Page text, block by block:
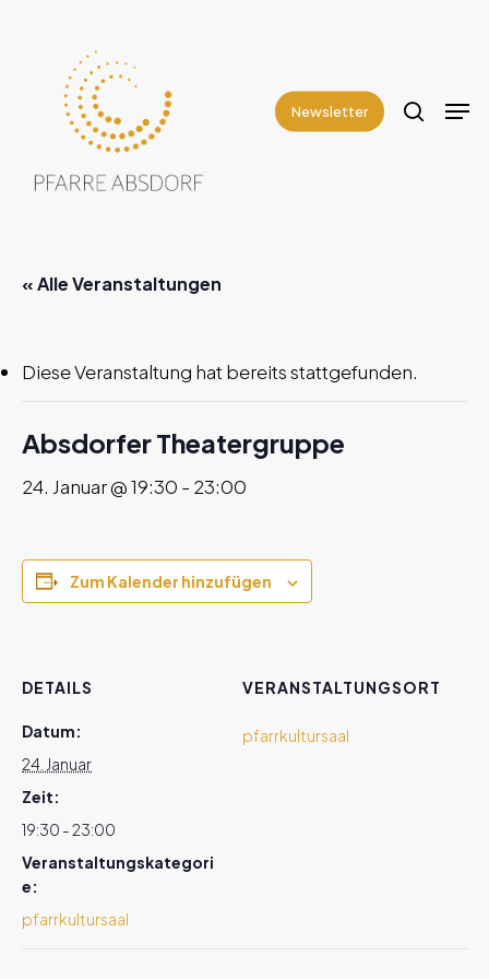
content
Newsletter
« Alle Veranstaltungen
Diese Veranstaltung hat bereits stattgefunden.
Absdorfer Theatergruppe
24. Januar @ 19:30 - 23:00
Zum Kalender hinzufügen
DETAILS
Datum:
24. Januar
Zeit:
19:30 - 23:00
Veranstaltungskategori
e:
pfarrkultursaal
VERANSTALTUNGSORT
pfarrkultursaal
Menu